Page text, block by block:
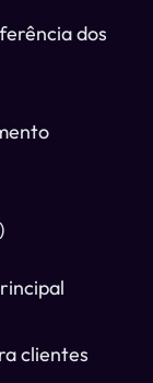
dos
clientes